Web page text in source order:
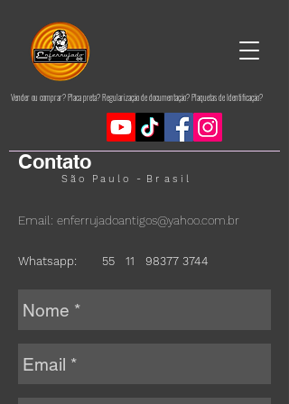
Vender ou comprar? Placa preta? Regularização de documentação? Plaquetas de Identificação?
Contato
S ã o P a u l o - B r a s i l
Email: enferrujadoantigos@yahoo.com.br
Whatsapp: 55 11 98377 3744